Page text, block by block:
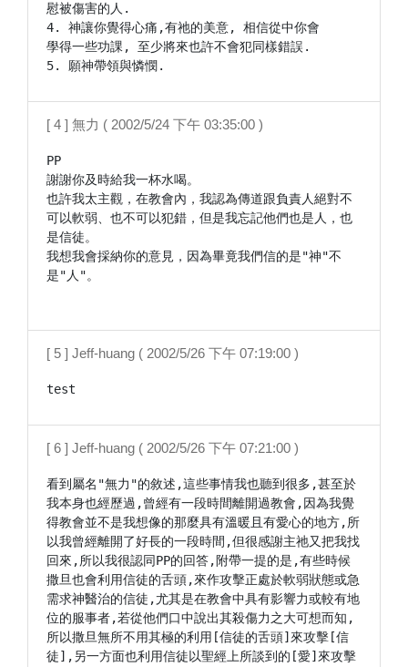
慰被傷害的人.
4. 神讓你覺得心痛,有祂的美意, 相信從中你會
學得一些功課, 至少將來也許不會犯同樣錯誤.
[ 4 ] 無力 ( 2002/5/24 下午 03:35:00 )
PP
謝謝你及時給我一杯水喝。
也許我太主觀，在教會內，我認為傳道跟負責人絕對不
可以軟弱、也不可以犯錯，但是我忘記他們也是人，也
是信徒。
我想我會採納你的意見，因為畢竟我們信的是"神"不
是"人"。
[ 5 ] Jeff-huang ( 2002/5/26 下午 07:19:00 )
test
[ 6 ] Jeff-huang ( 2002/5/26 下午 07:21:00 )
看到屬名"無力"的敘述,這些事情我也聽到很多,甚至於
我本身也經歷過,曾經有一段時間離開過教會,因為我覺
得教會並不是我想像的那麼具有溫暖且有愛心的地方,所
以我曾經離開了好長的一段時間,但很感謝主祂又把我找
回來,所以我很認同PP的回答,附帶一提的是,有些時候
撒旦也會利用信徒的舌頭,來作攻擊正處於軟弱狀態或急
需求神醫治的信徒,尤其是在教會中具有影響力或較有地
位的服事者,若從他們口中說出其殺傷力之大可想而知,
所以撒旦無所不用其極的利用[信徒的舌頭]來攻擊[信
徒],另一方面也利用信徒以聖經上所談到的[愛]來攻擊